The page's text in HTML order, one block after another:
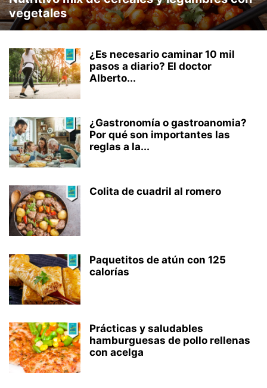
vegetales
¿Es necesario caminar 10 mil
pasos a diario? El doctor
Alberto...
¿Gastronomía o gastroanomia?
Por qué son importantes las
reglas a la...
Colita de cuadril al romero
Paquetitos de atún con 125
calorías
Prácticas y saludables
hamburguesas de pollo rellenas
con acelga